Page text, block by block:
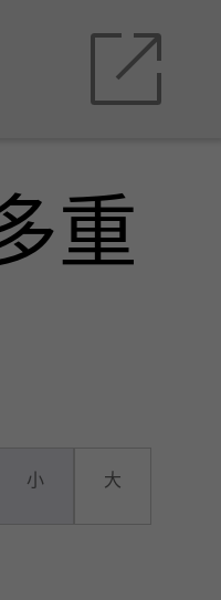
重
小 大